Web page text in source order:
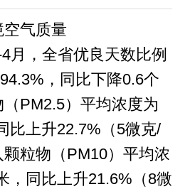
气质量
月，全省优良天数比例
，同比下降0.6个
PM2.5）平均浓度为
比上升22.7%（5微克/
粒物（PM10）平均浓
，同比上升21.6%（8微